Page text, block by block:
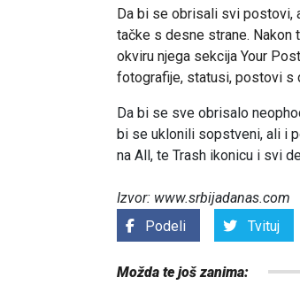
Da bi se obrisali svi postovi,
tačke s desne strane.
okviru njega sekcija Your
fotografije, statusi, postovi s
Da bi se sve obrisalo
bi se uklonili sopstveni, ali i
na All, te Trash ikonicu i svi
Izvor: www.srbijadanas.com
Podeli
Tvituj
Možda te još zanima: